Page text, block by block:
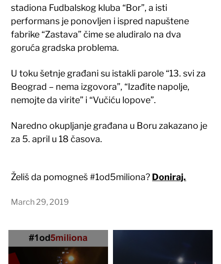
stadiona Fudbalskog kluba “Bor”, a isti
performans je ponovljen i ispred napuštene
fabrike “Zastava” čime se aludiralo na dva
goruća gradska problema.
U toku šetnje građani su istakli parole “13. svi za
Beograd – nema izgovora”, “Izađite napolje,
nemojte da virite” i “Vučiću lopove”.
Naredno okupljanje građana u Boru zakazano je
za 5. april u 18 časova.
Želiš da pomogneš #1od5miliona? Doniraj.
March 29, 2019